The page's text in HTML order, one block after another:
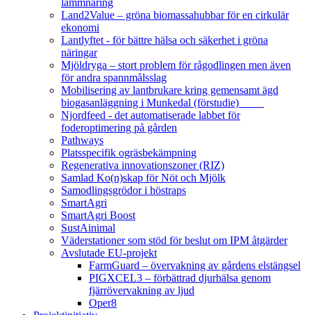
lammnäring
Land2Value – gröna biomassahubbar för en cirkulär
ekonomi
Lantlyftet - för bättre hälsa och säkerhet i gröna
näringar
Mjöldryga – stort problem för rågodlingen men även
för andra spannmålsslag
Mobilisering av lantbrukare kring gemensamt ägd
biogasanläggning i Munkedal (förstudie)
Njordfeed - det automatiserade labbet för
foderoptimering på gården
Pathways
Platsspecifik ogräsbekämpning
Regenerativa innovationszoner (RIZ)
Samlad Ko(n)skap för Nöt och Mjölk
Samodlingsgrödor i höstraps
SmartAgri
SmartAgri Boost
SustAinimal
Väderstationer som stöd för beslut om IPM åtgärder
Avslutade EU-projekt
FarmGuard – övervakning av gårdens elstängsel
PIGXCEL3 – förbättrad djurhälsa genom
fjärrövervakning av ljud
Oper8